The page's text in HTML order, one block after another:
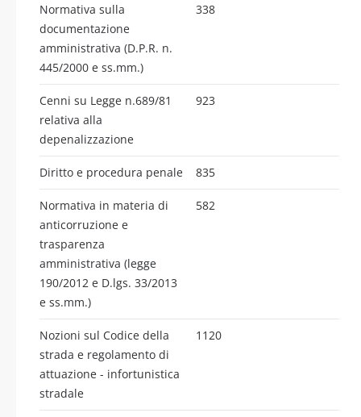
Normativa sulla
documentazione
amministrativa (D.P.R. n.
445/2000 e ss.mm.)
338
Cenni su Legge n.689/81
relativa alla
depenalizzazione
923
Diritto e procedura penale 835
Normativa in materia di
anticorruzione e
trasparenza
amministrativa (legge
190/2012 e D.lgs. 33/2013
e ss.mm.)
582
Nozioni sul Codice della
strada e regolamento di
attuazione - infortunistica
stradale
1120